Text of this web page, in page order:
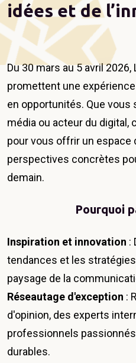
idées et de
Du 30 mars au 5 avril
promettent une
en opportunités. Que vous
média ou acteur du
pour vous offrir un espace
perspectives concrètes
demain.
Pourquoi
Inspiration et innovation :
tendances et les
paysage de la
Réseautage d'exception :
d'opinion, des experts
professionnels
durables.